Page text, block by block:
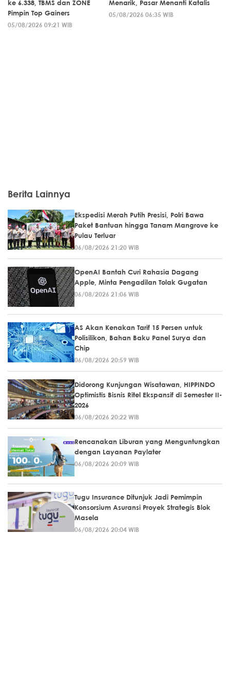
ke 6.338, TBMS dan ZONE
Pimpin Top Gainers
05/08/2026 09:21 WIB
Menarik, Pasar Menanti Katalis
05/08/2026 06:35 WIB
Berita Lainnya
Ekspedisi Merah Putih Presisi, Polri Bawa
Paket Bantuan hingga Tanam Mangrove ke
Pulau Terluar
06/08/2026 21:20 WIB
OpenAI Bantah Curi Rahasia Dagang
Apple, Minta Pengadilan Tolak Gugatan
06/08/2026 21:06 WIB
AS Akan Kenakan Tarif 15 Persen untuk
Polisilikon, Bahan Baku Panel Surya dan
Chip
06/08/2026 20:59 WIB
Didorong Kunjungan Wisatawan, HIPPINDO
Optimistis Bisnis Ritel Ekspansif di Semester II-
2026
06/08/2026 20:22 WIB
Rencanakan Liburan yang Menguntungkan
dengan Layanan Paylater
06/08/2026 20:09 WIB
Tugu Insurance Ditunjuk Jadi Pemimpin
Konsorsium Asuransi Proyek Strategis Blok
Masela
06/08/2026 20:04 WIB